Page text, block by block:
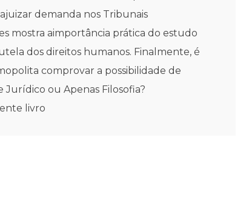
demanda nos Tribunais
mostra aimportância prática do estudo
dos direitos humanos. Finalmente, é
comprovar a possibilidade de
ou Apenas Filosofia?
livro